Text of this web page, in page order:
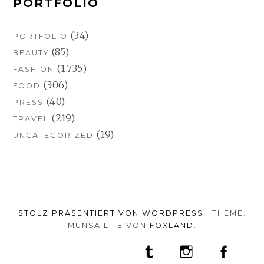
PORTFOLIO
PORTFOLIO (34)
BEAUTY (85)
FASHION (1.735)
FOOD (306)
PRESS (40)
TRAVEL (219)
UNCATEGORIZED (19)
STOLZ PRÄSENTIERT VON WORDPRESS
THEME:
MUNSA LITE VON FOXLAND
FOOD
TUMBLR INSTAGRAM